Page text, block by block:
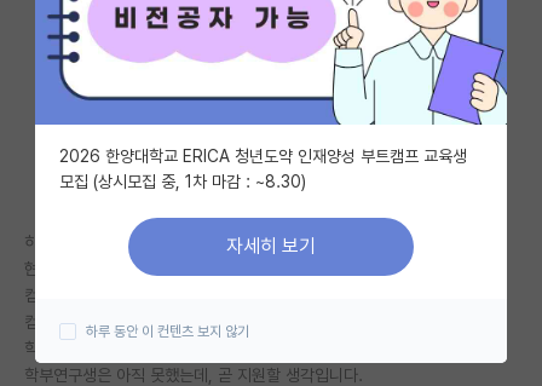
베스트 게시판
IF 명예의전당
자유 게시판(아무개랩)
미국 유학 게시판
미국 대학원 합격 후기 게시판
대학원생 모집 게시판
연구실(PI) 홍보 게시판
하위 지거국 재학
현재 3학년 2학기
컴공 복수전공 중이고(본전공 상경계열)
컴공 대학원 진학을 희망합니다.
학점은 4.1/4.5입니다(전공학점, 전체학점 비슷)
학부연구생은 아직 못했는데, 곧 지원할 생각입니다.
2026 한양대학교 ERICA 청년도약 인재양성 부트캠프 교육생
모집 (상시모집 중, 1차 마감 : ~8.30)
자세히 보기
하루 동안 이 컨텐츠 보지 않기